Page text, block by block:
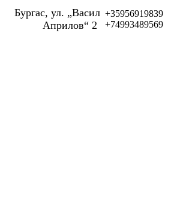
Бургас, ул. „Васил
Априлов“ 2
+35956919839
+74993489569